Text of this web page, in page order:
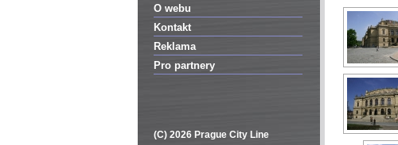
O webu
Kontakt
Reklama
Pro partnery
(C) 2026 Prague City Line